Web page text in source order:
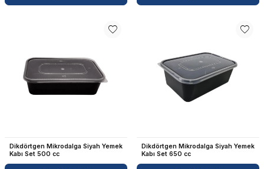
Dikdörtgen Mikrodalga Siyah Yemek
Kabı Set 500 cc
Dikdörtgen Mikrodalga Siyah Yemek
Kabı Set 650 cc